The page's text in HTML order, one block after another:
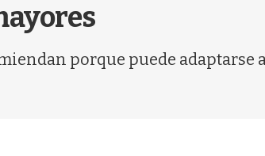
porque puede adaptarse